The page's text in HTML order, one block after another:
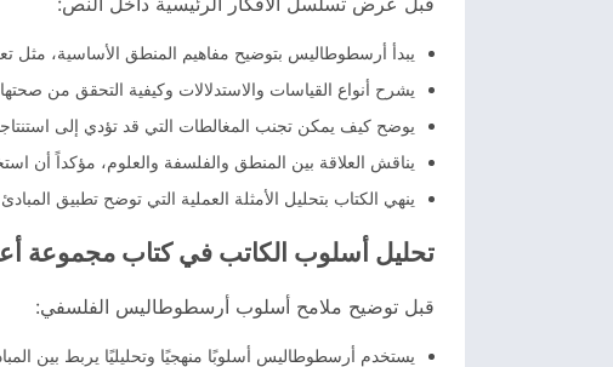
يبدأ أرسطوطاليس بتوضيح مفاهيم المنطق الأساسية، مثل
يشرح أنواع القياسات والاستدلالات وكيفية التحقق من
يوضح كيف يمكن تجنب المغالطات التي قد تؤدي إلى
يناقش العلاقة بين المنطق والفلسفة والعلوم، مؤكداً أن
ينهي الكتاب بتحليل الأمثلة العملية التي توضح تطبيق
تحليل أسلوب الكاتب في كتاب مجموعة
قبل توضيح ملامح أسلوب أرسطوطاليس الفلسفي:
يستخدم أرسطوطاليس أسلوبًا منهجيًا وتحليليًا يربط بين